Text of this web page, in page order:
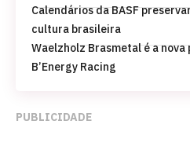
Calendários da BASF
cultura brasileira
Waelzholz Brasmetal é a
B’Energy Racing
PUBLICIDADE